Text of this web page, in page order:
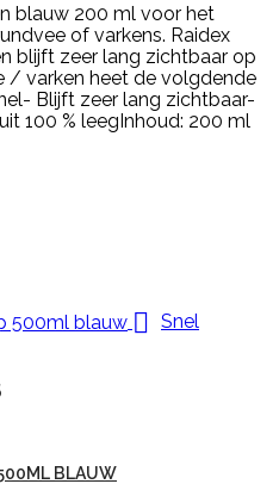
blauw 200 ml voor het
of varkens. Raidex
blijft zeer lang zichtbaar op
/ varken heet de volgdende
Blijft zeer lang zichtbaar-
100 % leegInhoud: 200 ml
 Snel
500ML BLAUW